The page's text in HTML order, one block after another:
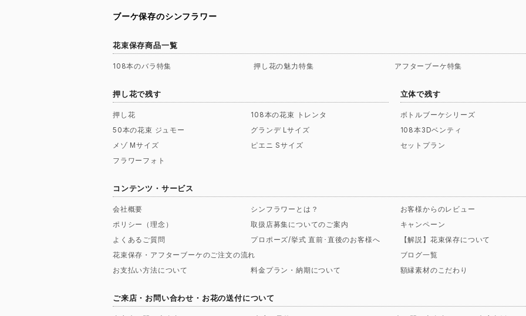
ブーケ保存のシンフラワー
花束保存商品一覧
108本のバラ特集 押し花の魅力特集 アフターブーケ特集
押し花で残す
押し花
108本の花束 トレンタ
50本の花束 ジュモー
グランデ Lサイズ
メゾ Mサイズ
ピエニ Sサイズ
フラワーフォト
立体で残す
ボトルブーケシリーズ
108本3Dベンティ
セットプラン
コンテンツ・サービス
会社概要
シンフラワーとは？
ポリシー（理念）
取扱店募集についてのご案内
よくあるご質問
プロポーズ/挙式 直前･直後のお客様へ
花束保存・アフターブーケのご注文の流れ
お支払い方法について
料金プラン・納期について
お客様からのレビュー
キャンペーン
【解説】花束保存について
ブログ一覧
額縁素材のこだわり
ご来店・お問い合わせ・お花の送付について